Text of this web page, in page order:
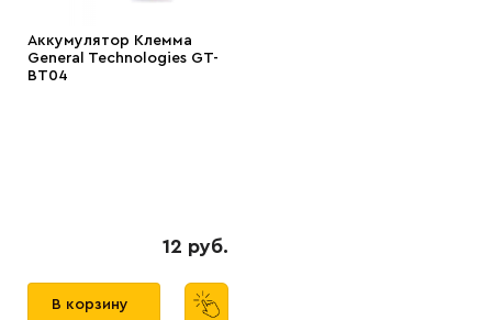
Аккумулятор Клемма
General Technologies GT-
BT04
12 руб.
В корзину